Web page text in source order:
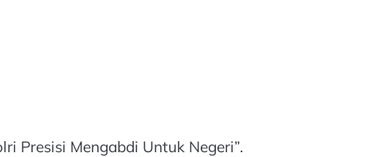
Presisi Mengabdi Untuk Negeri”.